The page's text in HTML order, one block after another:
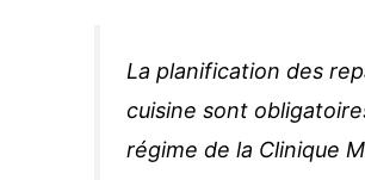
La planification des
cuisine sont
régime de la Clinique